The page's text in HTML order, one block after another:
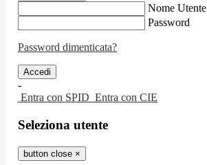
Nome Utente
Password
Password dimenticata?
-
Entra con SPID Entra con CIE
Seleziona utente
button close ×